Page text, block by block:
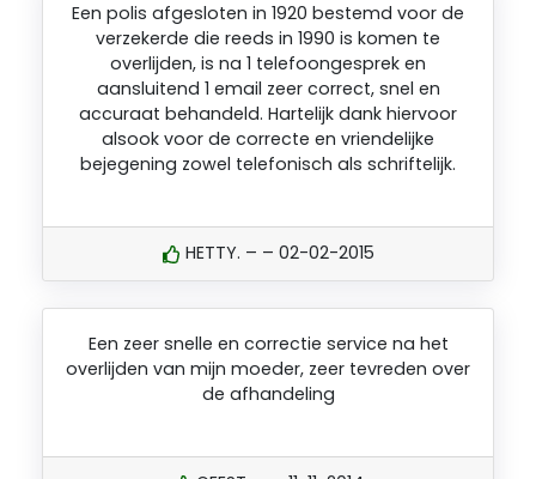
Een polis afgesloten in 1920 bestemd voor de
verzekerde die reeds in 1990 is komen te
overlijden, is na 1 telefoongesprek en
aansluitend 1 email zeer correct, snel en
accuraat behandeld. Hartelijk dank hiervoor
alsook voor de correcte en vriendelijke
bejegening zowel telefonisch als schriftelijk.
HETTY. – – 02-02-2015
Een zeer snelle en correctie service na het
overlijden van mijn moeder, zeer tevreden over
de afhandeling